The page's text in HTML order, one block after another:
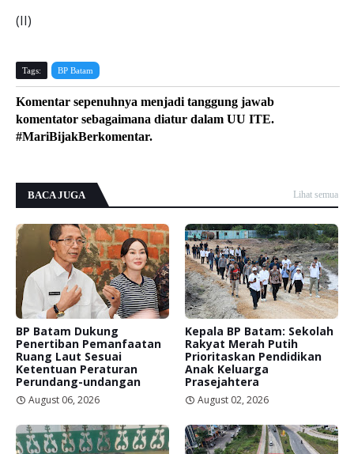
(II)
Tags: BP Batam
Komentar sepenuhnya menjadi tanggung jawab
komentator sebagaimana diatur dalam UU ITE.
#MariBijakBerkomentar.
BACA JUGA Lihat semua
BP Batam Dukung
Penertiban Pemanfaatan
Ruang Laut Sesuai
Ketentuan Peraturan
Perundang-undangan
August 06, 2026
Kepala BP Batam: Sekolah
Rakyat Merah Putih
Prioritaskan Pendidikan
Anak Keluarga
Prasejahtera
August 02, 2026